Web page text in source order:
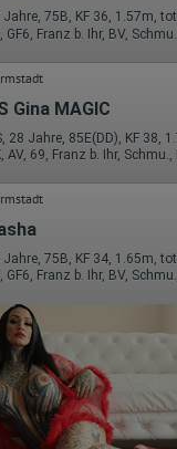
Jahre, 75B, KF 36, 1.57m,
Gina MAGIC
Jahre, 75B, KF 34, 1.65m,